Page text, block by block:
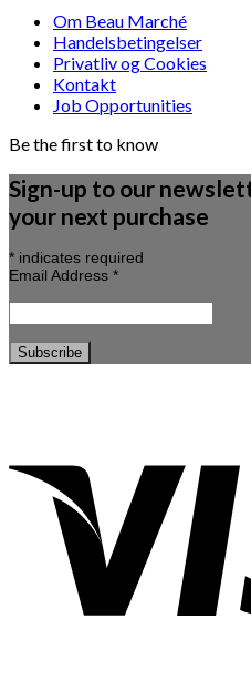
Om Beau Marché
Handelsbetingelser
Privatliv og Cookies
Kontakt
Job Opportunities
Be the first to know
Sign-up to our
your next purchase
* indicates required
Email Address *